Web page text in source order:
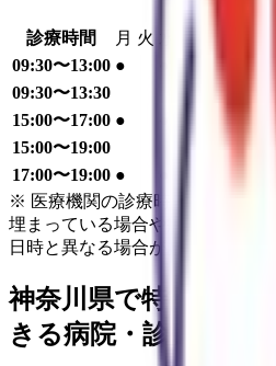
診療時間 月 火 木
09:30〜13:00 ●
09:30〜13:30
15:00〜17:00 ●
15:00〜19:00
●
17:00〜19:00 ●
※ 医療機関の診療時間は上記の
埋まっている場合や病院の都合
日時と異なる場合がありますの
神奈川県で特徴的な
きる病院・診療所を